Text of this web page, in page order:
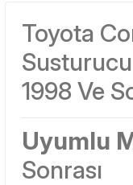
Toyota
Susturucu
1998 Ve
Uyumlu
Sonrası